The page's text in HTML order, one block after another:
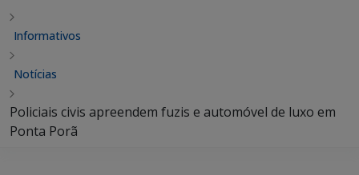
Informativos
Notícias
Policiais civis apreendem fuzis e automóvel de luxo em
Ponta Porã